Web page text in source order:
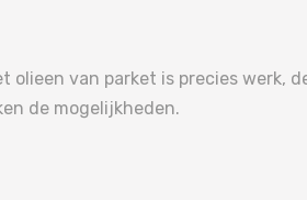
olieen van parket is precies werk,
de mogelijkheden.